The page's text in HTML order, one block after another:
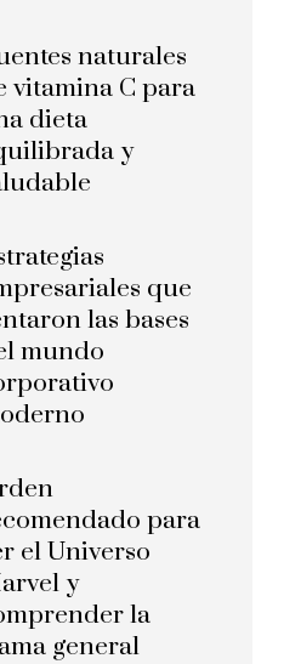
naturales
vitamina C para
dieta
y
que
las bases
mundo
para
el Universo
y
la
general